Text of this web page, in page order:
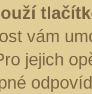
vám
jejich